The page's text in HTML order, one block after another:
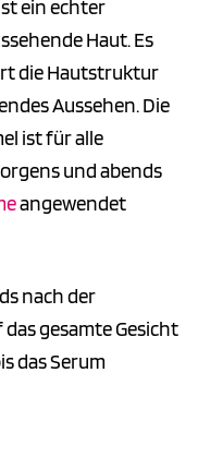
ein echter
Haut. Es
die Hautstruktur
Aussehen. Die
ist für alle
und abends
angewendet
nach der
gesamte Gesicht
das Serum